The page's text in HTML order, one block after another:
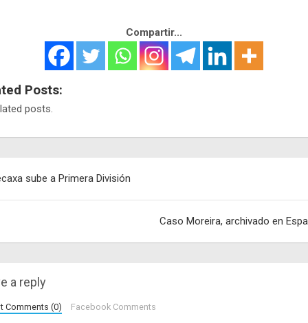
Compartir...
Posts:
posts.
sube a Primera División
Caso Moreira, archivado en
a reply
Comments (0) Facebook Comments